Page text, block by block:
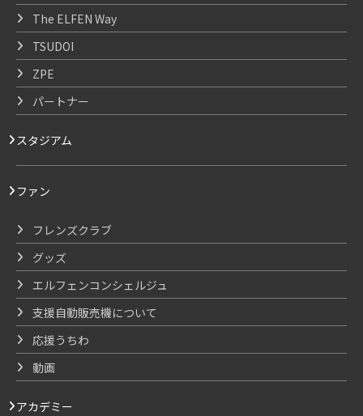
The ELFEN Way
TSUDOI
ZPE
パートナー
スタジアム
ファン
フレンズクラブ
グッズ
エルフェンコンシェルジュ
支援自動販売機について
応援うちわ
動画
アカデミー